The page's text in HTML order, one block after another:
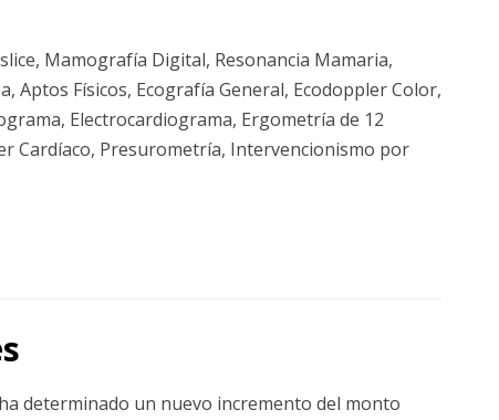
Mamografía Digital, Resonancia Mamaria,
Aptos Físicos, Ecografía General, Ecodoppler Color,
Electrocardiograma, Ergometría de 12
Cardíaco, Presurometría, Intervencionismo por
determinado un nuevo incremento del monto